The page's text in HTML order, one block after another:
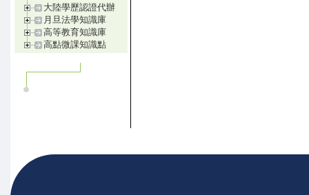
大陸學歷認證代辦
月旦法學知識庫
高等教育知識庫
高點微課知識點